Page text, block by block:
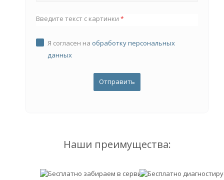
Введите текст с картинки *
Я согласен на обработку персональных
данных
Наши преимущества: